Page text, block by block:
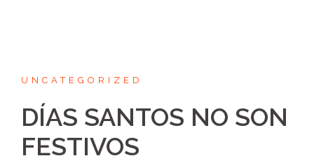
UNCATEGORIZED
DÍAS SANTOS NO SON
FESTIVOS